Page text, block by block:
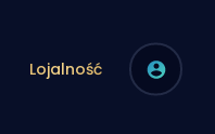
Lojalność